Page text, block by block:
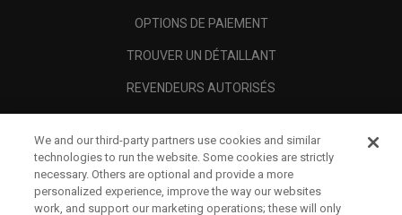
OPTIONS DE PAIEMENT
TROUVER UN DÉTAILLANT
REVENDEURS AUTORISÉS
A PROPOS
MENTIONS LÉGALES
We and our third-party partners use cookies and similar
technologies to run the website. Some cookies are strictly
necessary. Others are optional and provide a more
personalized experience, improve the way our websites
work, and support our marketing operations; these will only